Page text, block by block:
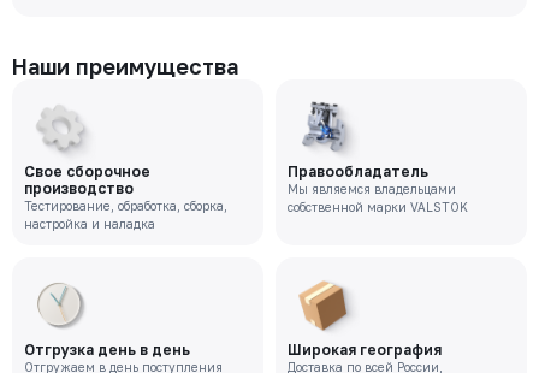
Наши преимущества
Свое сборочное
производство
Тестирование, обработка, сборка,
настройка и наладка
Правообладатель
Мы являемся владельцами
собственной марки VALSTOK
Отгрузка день в день
Отгружаем в день поступления
Широкая география
Доставка по всей России,